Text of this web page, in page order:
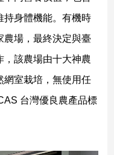
持身體機能。有機時
農場，最終決定與臺
，該農場由十大神農
網室栽培，無使用任
台灣優良農產品標